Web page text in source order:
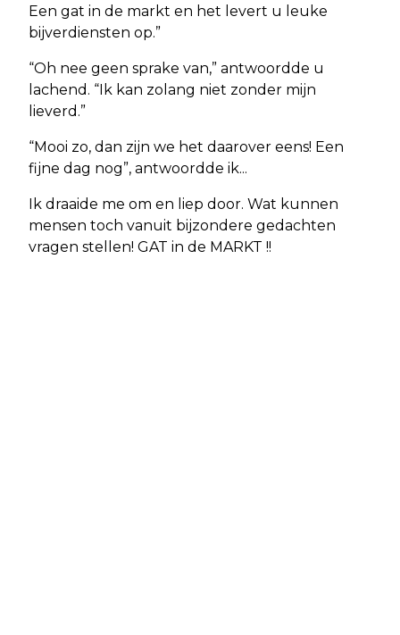
Een gat in de markt en het levert u leuke
bijverdiensten op.”
“Oh nee geen sprake van,” antwoordde u
lachend. “Ik kan zolang niet zonder mijn
lieverd.”
“Mooi zo, dan zijn we het daarover eens! Een
fijne dag nog”, antwoordde ik...
Ik draaide me om en liep door. Wat kunnen
mensen toch vanuit bijzondere gedachten
vragen stellen! GAT in de MARKT !!